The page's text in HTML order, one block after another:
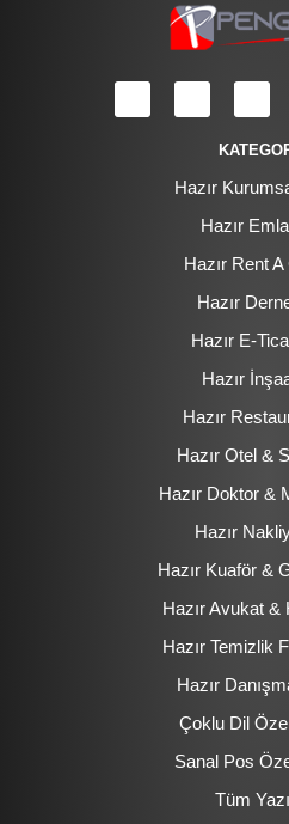
Hazır
Hazır
Hazır Rent
Hazır
Hazır E-
Hazır
Hazır
Hazır Otel &
Hazır Doktor &
Hazır
Hazır Kuaför &
Hazır Avukat
Hazır Temizlik
Hazır
Çoklu Dil
Sanal Pos
Tüm